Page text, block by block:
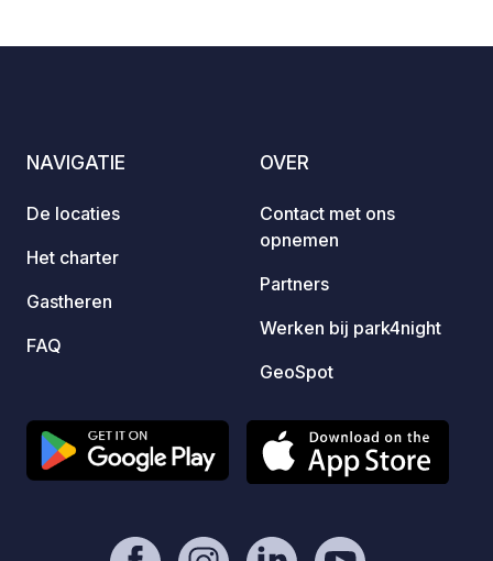
NAVIGATIE
De locaties
Het charter
Gastheren
FAQ
OVER
Contact met ons
opnemen
Partners
Werken bij park4night
GeoSpot